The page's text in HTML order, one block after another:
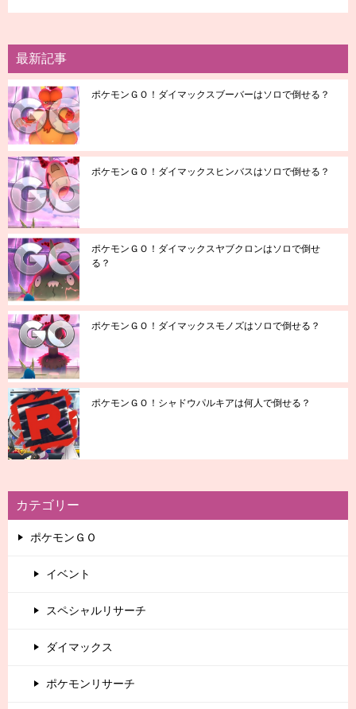
最新記事
ポケモンＧＯ！ダイマックスブーバーはソロで倒せる？
ポケモンＧＯ！ダイマックスヒンバスはソロで倒せる？
ポケモンＧＯ！ダイマックスヤブクロンはソロで倒せ
る？
ポケモンＧＯ！ダイマックスモノズはソロで倒せる？
ポケモンＧＯ！シャドウパルキアは何人で倒せる？
カテゴリー
ポケモンＧＯ
イベント
スペシャルリサーチ
ダイマックス
ポケモンリサーチ